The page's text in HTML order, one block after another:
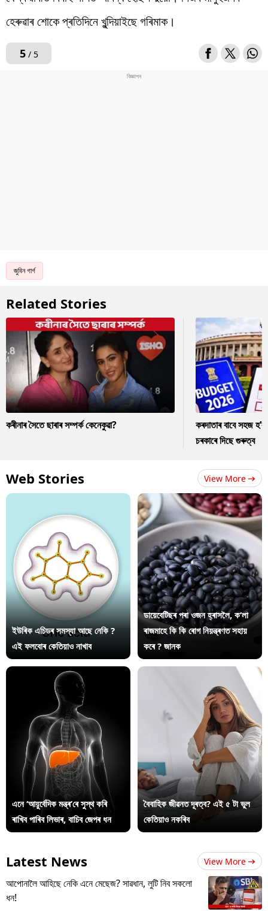
হেৰুৱাৰ শোকে প্ৰতিদিনে খুন্দিয়াইছে গৰিমাক।
5/ 5
জুবিন গাৰ্গ
Related Stories
কৰীনাৰ সৈতে ছাৰাৰ সম্পৰ্ক কেনেকুৱা?
কৰদাতাৰ বাবে সহজ
চৰকাৰে দিছে গুৰুত্ব
Web Stories View More
ইউৰিক এচিডৰ সমস্যা আছে নেকি ?
এই ফলবোৰ কেতিয়াও নাখাব
ডায়েবেটিছৰ পৰা ওজন হ্ৰাসলৈ, ক’লা
ৰাজমাহে কি কি ৰোগ নিয়ন্ত্ৰণত সহায়
কৰে ? জানক
এনে ‘আয়ুৰ্বেদিক মন্ত্ৰ’ৰে সুস্থ কৰি
ৰাখিব পাৰিব লিভাৰ, বাচিব জেপৰ ধন
বৈবাহিক জীৱনত দূৰত্ব? এই ৫ টা ভুল
কেতিয়াও নকৰিব
Latest News View More
আপোনালৈ আহিছে নেকি এনে মেছেজ? সাৱধান, লুটি নিব সকলো
ধন!